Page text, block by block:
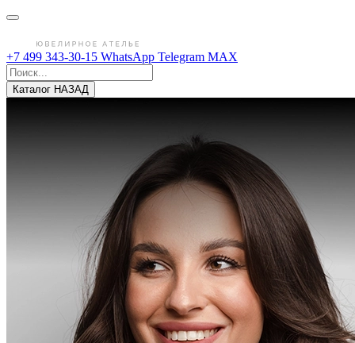
+7 499 343-30-15 WhatsApp Telegram MAX
Каталог НАЗАД